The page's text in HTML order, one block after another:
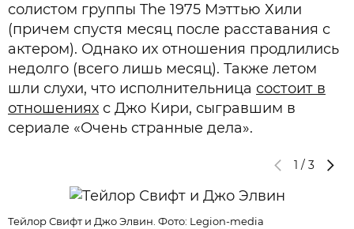
солистом группы The 1975 Мэттью Хили
(причем спустя месяц после расставания с
актером). Однако их отношения продлились
недолго (всего лишь месяц). Также летом
шли слухи, что исполнительница состоит в
отношениях с Джо Кири, сыгравшим в
сериале «Очень странные дела».
1 / 3
Тейлор Свифт и Джо Элвин. Фото: Legion-media